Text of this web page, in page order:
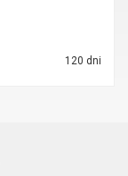
120 dni